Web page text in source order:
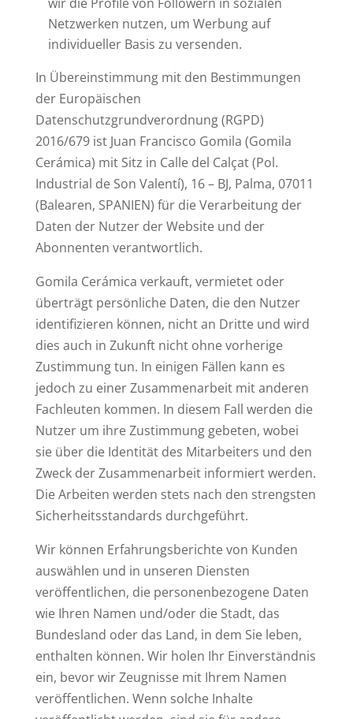
Netzwerken nutzen, um Werbung auf
individueller Basis zu versenden.
In Übereinstimmung mit den Bestimmungen
der Europäischen
Datenschutzgrundverordnung (RGPD)
2016/679 ist Juan Francisco Gomila (Gomila
Cerámica) mit Sitz in Calle del Calçat (Pol.
Industrial de Son Valentí), 16 – BJ, Palma, 07011
(Balearen, SPANIEN) für die Verarbeitung der
Daten der Nutzer der Website und der
Abonnenten verantwortlich.
Gomila Cerámica verkauft, vermietet oder
überträgt persönliche Daten, die den Nutzer
identifizieren können, nicht an Dritte und wird
dies auch in Zukunft nicht ohne vorherige
Zustimmung tun. In einigen Fällen kann es
jedoch zu einer Zusammenarbeit mit anderen
Fachleuten kommen. In diesem Fall werden die
Nutzer um ihre Zustimmung gebeten, wobei
sie über die Identität des Mitarbeiters und den
Zweck der Zusammenarbeit informiert werden.
Die Arbeiten werden stets nach den strengsten
Sicherheitsstandards durchgeführt.
Wir können Erfahrungsberichte von Kunden
auswählen und in unseren Diensten
veröffentlichen, die personenbezogene Daten
wie Ihren Namen und/oder die Stadt, das
Bundesland oder das Land, in dem Sie leben,
enthalten können. Wir holen Ihr Einverständnis
ein, bevor wir Zeugnisse mit Ihrem Namen
veröffentlichen. Wenn solche Inhalte